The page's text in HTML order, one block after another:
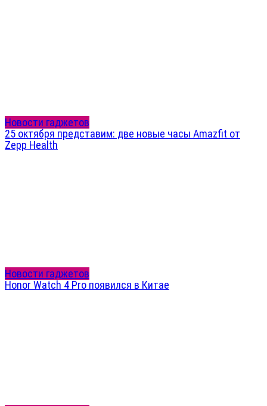
Новости гаджетов
25 октября представим: две новые часы Amazfit от
Zepp Health
Новости гаджетов
Honor Watch 4 Pro появился в Китае